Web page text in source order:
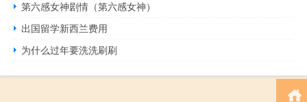
第六感女神剧情（第六感女神）
出国留学新西兰费用
为什么过年要洗洗刷刷